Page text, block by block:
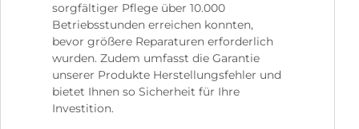
sorgfältiger Pflege über 10.000
Betriebsstunden erreichen konnten,
bevor größere Reparaturen erforderlich
wurden. Zudem umfasst die Garantie
unserer Produkte Herstellungsfehler und
bietet Ihnen so Sicherheit für Ihre
Investition.